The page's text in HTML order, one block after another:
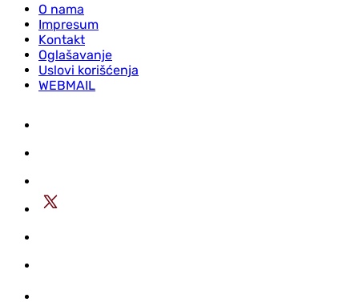
O nama
Impresum
Kontakt
Oglašavanje
Uslovi korišćenja
WEBMAIL